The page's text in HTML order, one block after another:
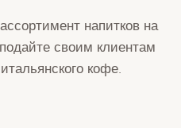
напитков на
своим клиентам
кофе.